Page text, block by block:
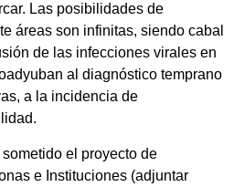
Las posibilidades de
áreas son infinitas, siendo cabal
de las infecciones virales en
al diagnóstico temprano
a la incidencia de
el proyecto de
e Instituciones (adjuntar